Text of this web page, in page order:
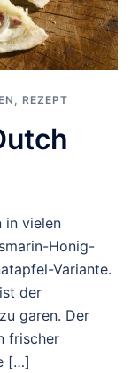
REZEPT
in vielen
Honig-
Variante.
der
garen. Der
frischer
[…]